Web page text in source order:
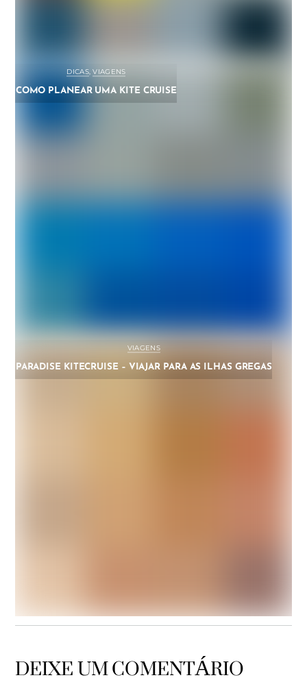
DICAS,VIAGENS
COMO PLANEAR UMA KITE CRUISE
VIAGENS
PARADISE KITECRUISE – VIAJAR PARA AS ILHAS GREGAS
DICAS,VIAGENS
DEIXE UM COMENTÁRIO